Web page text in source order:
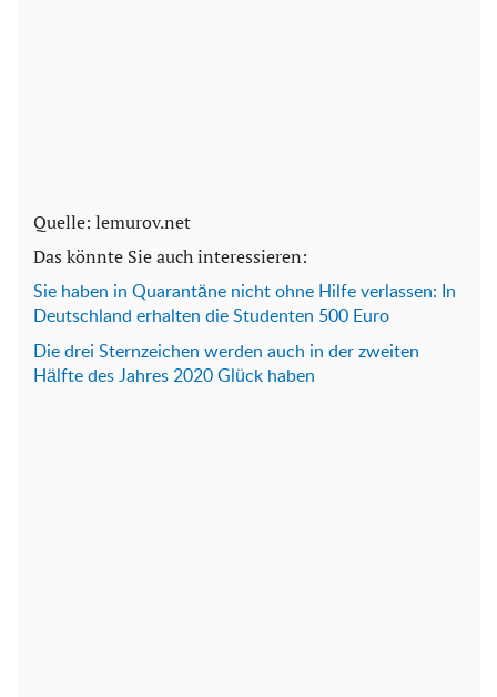
Quelle: lemurov.net
Das könnte Sie auch interessieren:
Sie haben in Quarantäne nicht ohne Hilfe verlassen: In
Deutschland erhalten die Studenten 500 Euro
Die drei Sternzeichen werden auch in der zweiten
Hälfte des Jahres 2020 Glück haben